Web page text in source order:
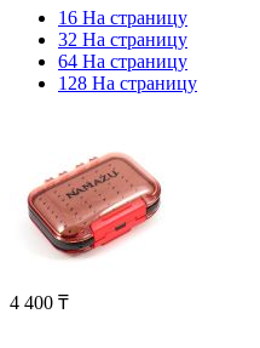
16 На страницу
32 На страницу
64 На страницу
128 На страницу
4 400 ₸